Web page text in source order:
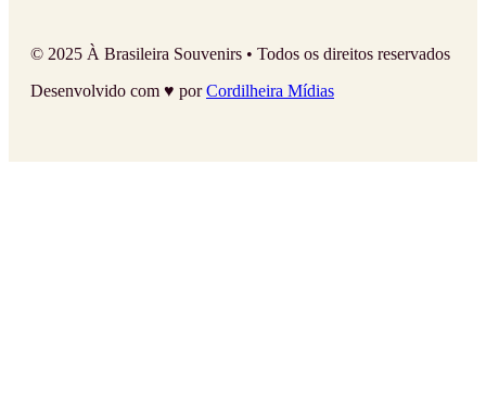
© 2025 À Brasileira Souvenirs • Todos os direitos reservados
Desenvolvido com ♥ porCordilheira Mídias